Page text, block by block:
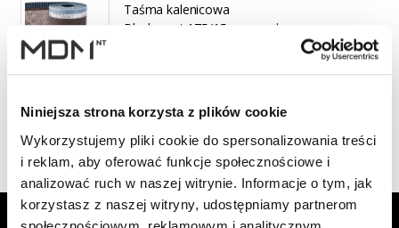
Niniejsza strona korzysta z plików cookie
Wykorzystujemy pliki cookie do spersonalizowania treści
i reklam, aby oferować funkcje społecznościowe i
analizować ruch w naszej witrynie. Informacje o tym, jak
korzystasz z naszej witryny, udostępniamy partnerom
Taśma kalenicowa
Blach-vent 175/15
mb
Wyświetlono 1–2 z 2 wyników
Zapisz się do Newslettera, aby